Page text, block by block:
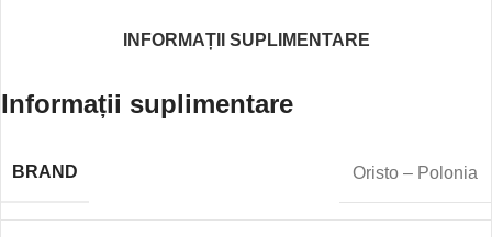
INFORMAȚII SUPLIMENTARE
Informații suplimentare
BRAND Oristo – Polonia